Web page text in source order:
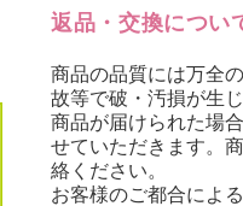
返品・交換につい
商品の品質には万全
故等で破・汚損が生
商品が届けられた場
せていただきます。
絡ください。
お客様のご都合によ